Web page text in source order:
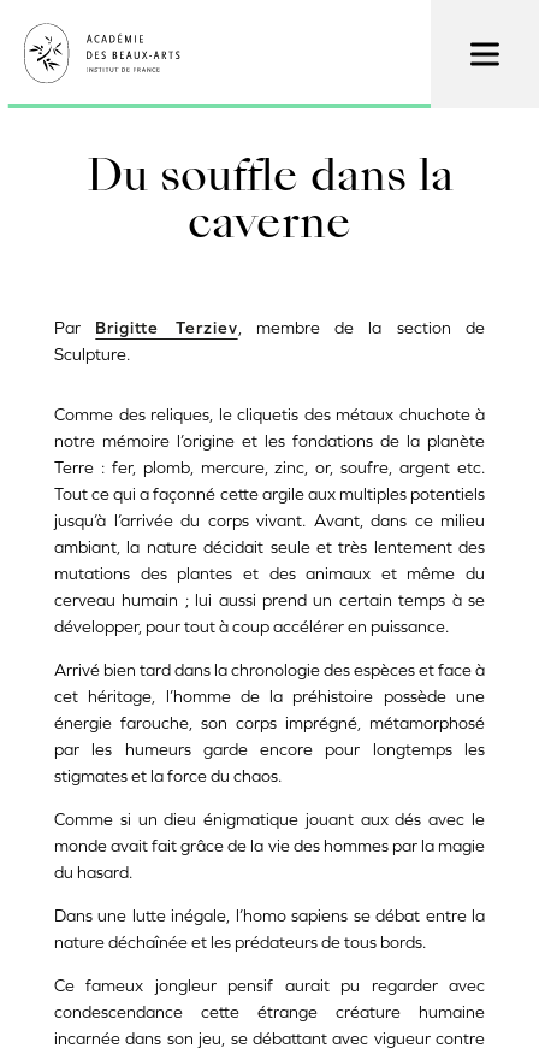
contenu
principal
Du souffle dans la
caverne
Par Brigitte Terziev, membre de la section de
Sculpture.
Comme des reliques, le cliquetis des métaux chuchote à
notre mémoire l’origine et les fondations de la planète
Terre : fer, plomb, mercure, zinc, or, soufre, argent etc.
Tout ce qui a façonné cette argile aux multiples potentiels
jusqu’à l’arrivée du corps vivant. Avant, dans ce milieu
ambiant, la nature décidait seule et très lentement des
mutations des plantes et des animaux et même du
cerveau humain ; lui aussi prend un certain temps à se
développer, pour tout à coup accélérer en puissance.
Arrivé bien tard dans la chronologie des espèces et face à
cet héritage, l’homme de la préhistoire possède une
énergie farouche, son corps imprégné, métamorphosé
par les humeurs garde encore pour longtemps les
stigmates et la force du chaos.
Comme si un dieu énigmatique jouant aux dés avec le
monde avait fait grâce de la vie des hommes par la magie
du hasard.
Dans une lutte inégale, l’homo sapiens se débat entre la
nature déchaînée et les prédateurs de tous bords.
Ce fameux jongleur pensif aurait pu regarder avec
condescendance cette étrange créature humaine
incarnée dans son jeu, se débattant avec vigueur contre